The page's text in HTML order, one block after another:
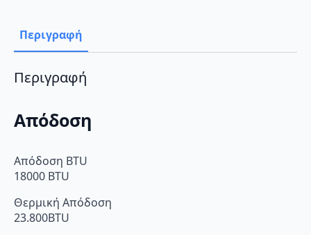
Wi-
Fi
ποσότητα
Περιγραφή
Περιγραφή
Απόδοση
Απόδοση BTU
18000 BTU
Θερμική Απόδοση
23.800BTU